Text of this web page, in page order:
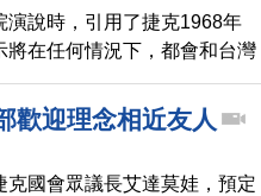
說時，引用了捷克1968年
將在任何情況下，都會和台灣
說結束全場響起熱烈掌聲。
不只要爭取、更要提倡，台灣
歡迎理念相近友人
國會眾議長艾達莫娃，預定